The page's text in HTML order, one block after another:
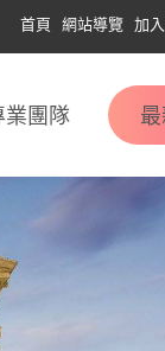
首頁 網站導覽 加
業團隊